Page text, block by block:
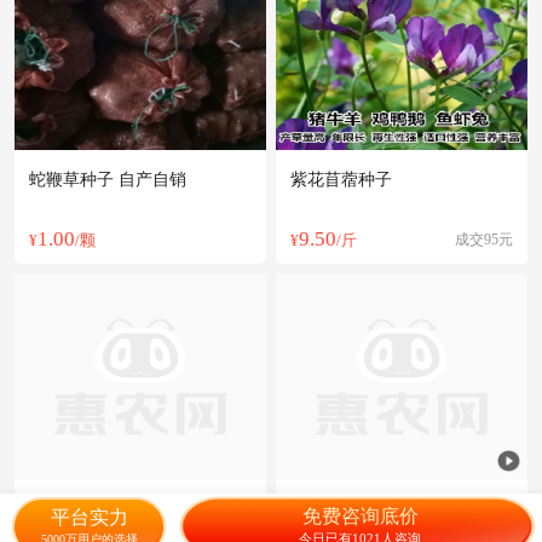
蛇鞭草种子 自产自销
¥1.00/颗
紫花苜蓿种子
¥9.50/斤 成交95元
金盏菊种子 金盏菊
万寿菊种子 金菊花蜂窝菊种
子四季易种庭院阳台种子景观
平台实力
5000万用户的选择
免费咨询底价
今日已有1021人咨询